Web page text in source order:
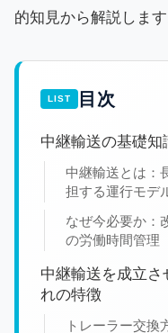
的知見から解説します
目次
中継輸送の基礎
中継輸送とは：
担する運行モデ
なぜ今必要か：
の労働時間管理
中継輸送を成立
れの特徴
トレーラー交換